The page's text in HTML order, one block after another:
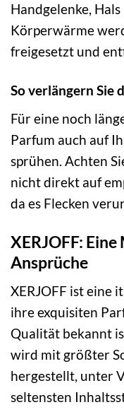
Handgelenke,
Körperwärme
freigesetzt und
So verlängern Sie
Für eine noch
Parfum auch auf
sprühen. Achten
nicht direkt auf
da es Flecken
XERJOFF:
Ansprüche
XERJOFF ist eine
ihre exquisiten
Qualität bekannt
wird mit größter
hergestellt, unter
seltensten